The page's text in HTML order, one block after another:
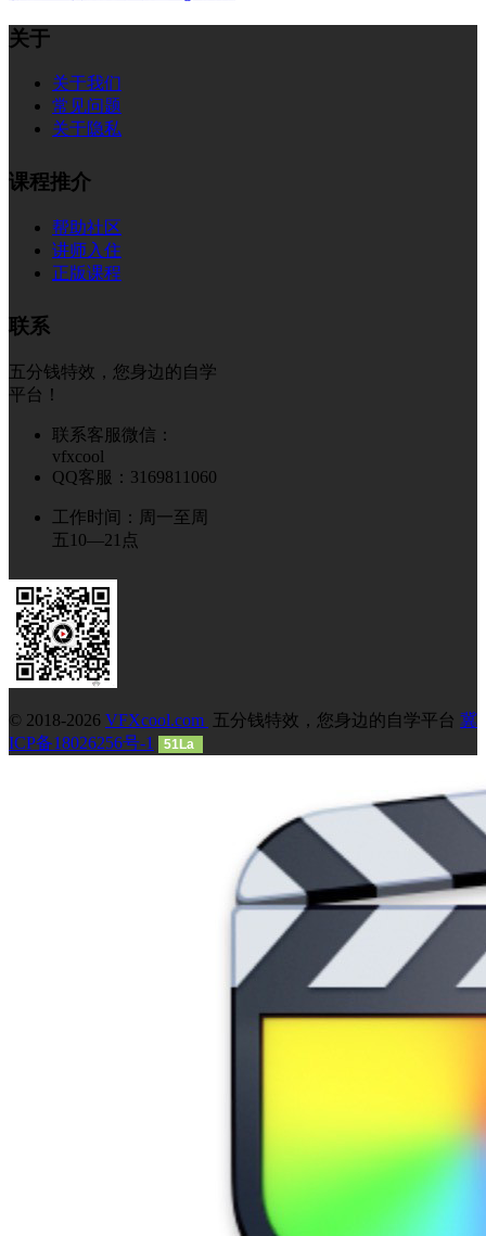
关于
关于我们
常见问题
关于隐私
课程推介
帮助社区
讲师入住
正版课程
联系
五分钱特效，您身边的自学
平台！
联系客服微信：
vfxcool
QQ客服：3169811060
工作时间：周一至周
五10—21点
© 2018-2026 VFXcool.com 五分钱特效，您身边的自学平台 冀
ICP备18026256号-1
51La